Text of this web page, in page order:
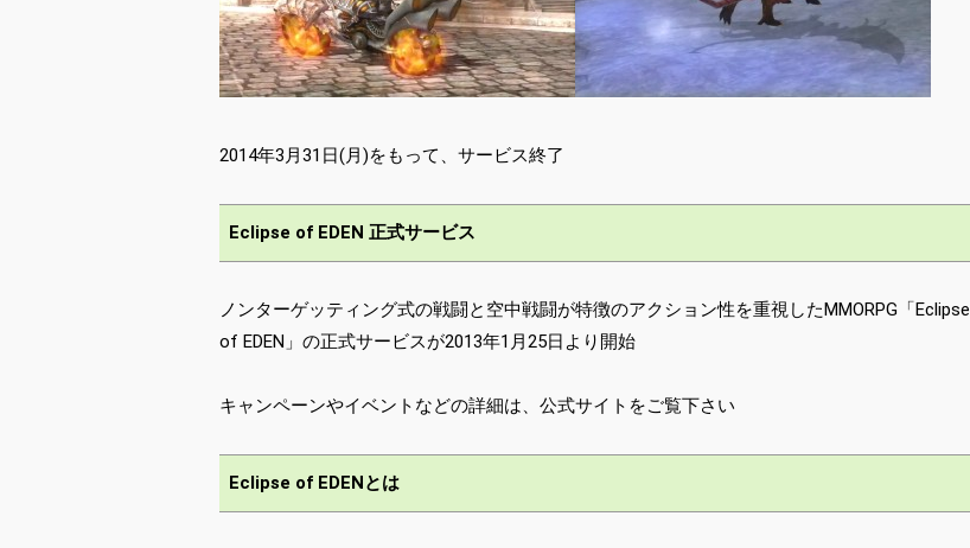
2014年3月31日(月)をもって、サービス終了
Eclipse of EDEN 正式サービス
ノンターゲッティング式の戦闘と空中戦闘が特徴のアクション性を重視したMMORPG「Eclipse
of EDEN」の正式サービスが2013年1月25日より開始
キャンペーンやイベントなどの詳細は、公式サイトをご覧下さい
Eclipse of EDENとは